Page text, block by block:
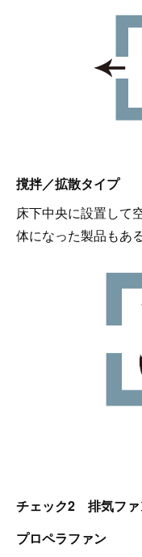
撹拌／拡散タイプ
床下中央に設置して
体になった製品もある
チェック2 排気ファ
プロペラファン